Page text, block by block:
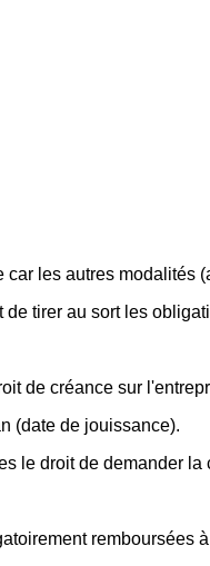
car les autres modalités
tirer au sort les
de créance sur
(date de jouissance).
le droit de demander la
remboursées